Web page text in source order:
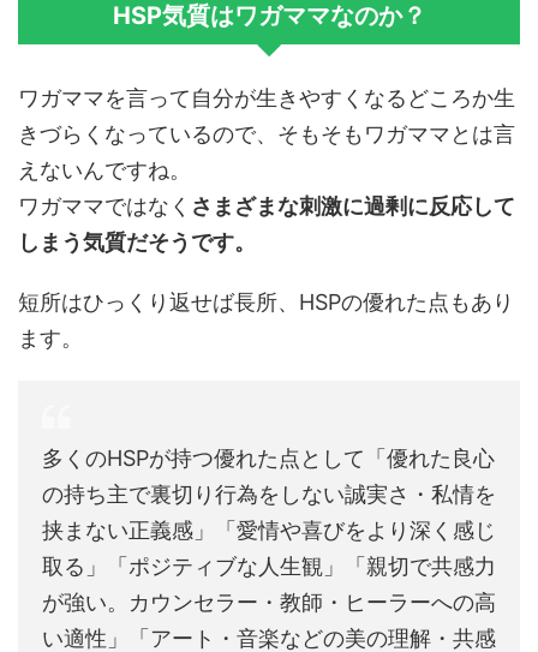
HSP気質はワガママなのか？
ワガママを言って自分が生きやすくなるどころか生
きづらくなっているので、そもそもワガママとは言
えないんですね。
ワガママではなく さまざまな刺激に過剰に反応して
しまう気質だそうです。
短所はひっくり返せば長所、HSPの優れた点もあり
ます。
多くのHSPが持つ優れた点として「優れた良心
の持ち主で裏切り行為をしない誠実さ・私情を
挟まない正義感」「愛情や喜びをより深く感じ
取る」「ポジティブな人生観」「親切で共感力
が強い。カウンセラー・教師・ヒーラーへの高
い適性」「アート・音楽などの美の理解・共感